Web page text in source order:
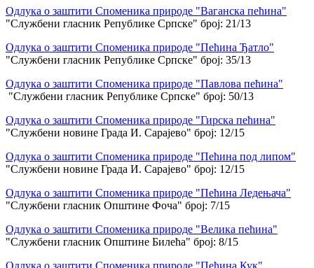
Одлука о заштити Споменика природе "Ваганска пећина"
"Службени гласник Републике Српске" број: 21/13
Одлука о заштити Споменика природе "Пећина Ђатло"
"Службени гласник Републике Српске" број: 35/13
Одлука о заштити Споменика природе "Павлова пећина"
"Службени гласник Републике Српске" број: 50/13
Одлука о заштити Споменика природе "Гирска пећина"
"Службени новине Града И. Сарајево" број: 12/15
Одлука о заштити Споменика природе "Пећина под липом"
"Службени новине Града И. Сарајево" број: 12/15
Одлука о заштити Споменика природе "Пећина Ледењача"
"Службени гласник Општине Фоча" број: 7/15
Одлука о заштити Споменика природе "Велика пећина"
"Службени гласник Општине Билећа" број: 8/15